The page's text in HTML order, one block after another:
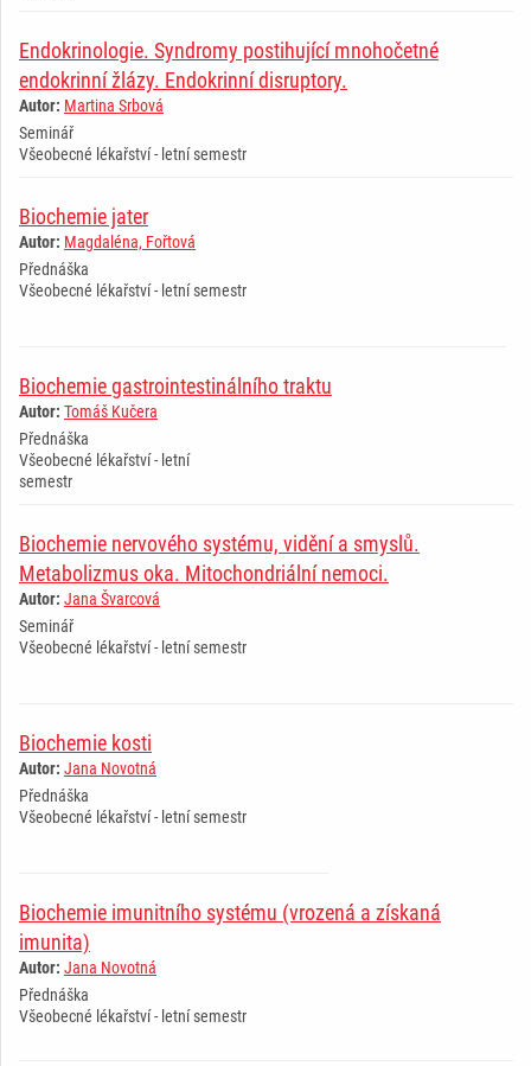
Endokrinologie. Syndromy postihující mnohočetné
endokrinní žlázy. Endokrinní disruptory.
Autor: Martina Srbová
Seminář
Všeobecné lékařství - letní semestr
Biochemie jater
Autor: Magdaléna, Fořtová
Přednáška
Všeobecné lékařství - letní semestr
Biochemie gastrointestinálního traktu
Autor: Tomáš Kučera
Přednáška
Všeobecné lékařství - letní
semestr
Biochemie nervového systému, vidění a smyslů.
Metabolizmus oka. Mitochondriální nemoci.
Autor: Jana Švarcová
Seminář
Všeobecné lékařství - letní semestr
Biochemie kosti
Autor: Jana Novotná
Přednáška
Všeobecné lékařství - letní semestr
Biochemie imunitního systému (vrozená a získaná
imunita)
Autor: Jana Novotná
Přednáška
Všeobecné lékařství - letní semestr